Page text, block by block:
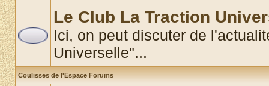
Le Club La Traction
Ici, on peut discuter de
Universelle"...
Coulisses de l'Espace Forums